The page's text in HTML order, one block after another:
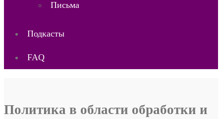
Письма
Подкасты
FAQ
Политика в области обработки и